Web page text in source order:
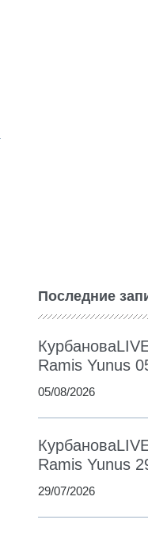
Последние
Ramis Yunus
05/08/2026
Ramis Yunus
29/07/2026